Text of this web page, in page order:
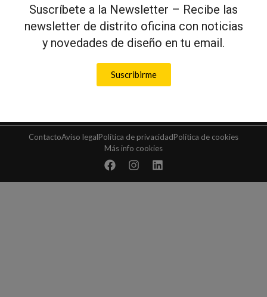
REVISTA DIGITAL REVISTA IMPRESA
ContactoAviso legalPolítica de privacidadPolítica de cookies
Más info cookies
Suscríbete a la Newsletter – Recibe las
newsletter de distrito oficina con noticias
y novedades de diseño en tu email.
Suscribirme